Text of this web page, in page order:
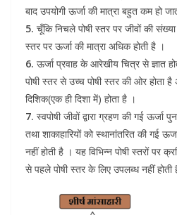
बाद उपयोगी ऊर्जा की मात्रा बहुत कम हो
5. चूँकि निचले पोषी स्तर पर जीवों की
स्तर पर ऊर्जा की मात्रा अधिक होती है ।
6. ऊर्जा प्रवाह के आरेखीय चित्र से ज्ञात
पोषी स्तर से उच्च पोषी स्तर की ओर होता
दिशिक(एक ही दिशा में) होता है ।
7. स्वपोषी जीवों द्वारा ग्रहण की गई ऊर्जा
तथा शाकाहारियों को स्थानांतरित की गई
नहीं होती है । यह विभिन्न पोषी स्तरों पर
से पहले पोषी स्तर के लिए उपलब्ध नहीं होती